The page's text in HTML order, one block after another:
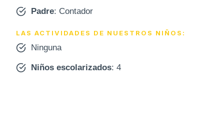
Padre: Contador
LAS ACTIVIDADES DE NUESTROS NIÑOS:
Ninguna
Niños escolarizados: 4